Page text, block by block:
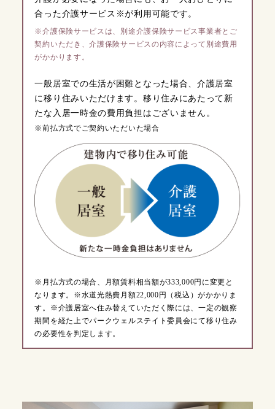
合った介護サービス※が利用可能です。
※介護保険サービスは、別途介護保険サービス事業者とご
契約いただき、介護保険サービスの内容によって別途費用
がかかります。
一般居室での生活が困難となった場合、介護居室
に移り住みいただけます。移り住みにあたって新
たな入居一時金の費用負担はございません。
※前払方式でご契約いただいた場合
※月払方式の場合、月額賃料相当額が333,000円に変更と
なります。※水道光熱費月額22,000円（税込）がかかりま
す。※介護居室へ住み替えていただく際には、一定の観察
期間を経た上でパークウェルステイト委員会にて移り住み
の必要性を判定します。